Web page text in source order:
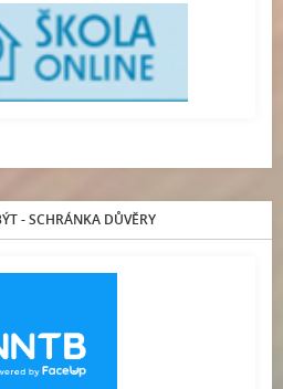
- SCHRÁNKA DŮVĚRY